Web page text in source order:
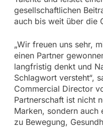
gesellschaftlichen
auch bis weit über die
„Wir freuen uns sehr,
einen Partner
langfristig denkt und
Schlagwort versteht“,
Commercial Director
Partnerschaft ist nicht
Marken, sondern auch
zu Bewegung,